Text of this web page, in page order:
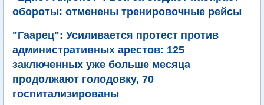
обороты: отменены тренировочные рейсы
"Гаарец": Усиливается протест против
административных арестов: 125
заключенных уже больше месяца
продолжают голодовку, 70
госпитализированы